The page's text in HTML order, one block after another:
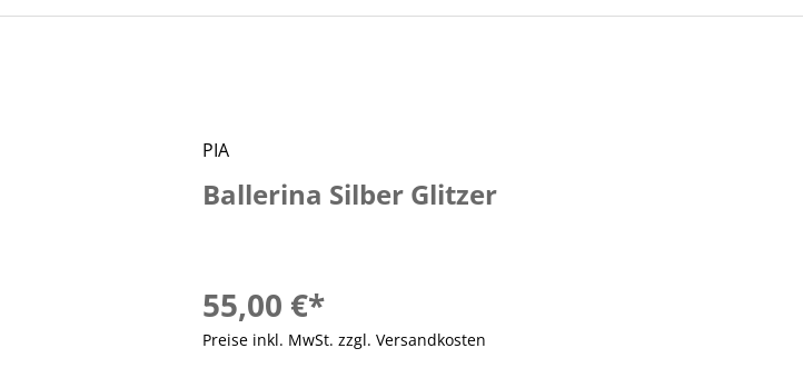
PIA
Ballerina Silber Glitzer
55,00 €*
Preise inkl. MwSt. zzgl. Versandkosten